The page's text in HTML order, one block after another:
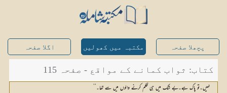
پچھلا صفحہ مکتبہ میں کھولیں اگلا صفحہ
کتاب: ثواب کمانے کے مواقع - صفحہ 115
نہیں۔تو پاک ہے۔بے شک میں ہی ظلم کرنے والوں میں سے تھا۔‘‘